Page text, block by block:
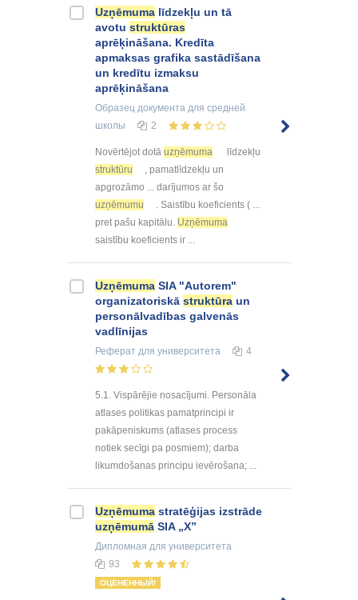
Uzņēmuma līdzekļu un tā
avotu struktūras
aprēķināšana. Kredīta
apmaksas grafika sastādīšana
un kredītu izmaksu
aprēķināšana
Образец документа для средней
школы
2
Novērtējot dotā uzņēmuma
līdzekļu
struktūru
, pamatlīdzekļu un
apgrozāmo ... darījumos ar šo
uzņēmumu
. Saistību koeficients ( ...
pret pašu kapitālu. Uzņēmuma
saistību koeficients ir ...
Uzņēmuma SIA "Autorem"
organizatoriskā struktūra un
personālvadības galvenās
vadlīnijas
Реферат для университета 4
5.1. Vispārējie nosacījumi. Personāla
atlases politikas pamatprincipi ir
pakāpeniskums (atlases process
notiek secīgi pa posmiem); darba
likumdošanas principu ievērošana; ...
Uzņēmuma stratēģijas izstrāde
uzņēmumā SIA „X”
Дипломная для университета
93
ОЦЕНЕННЫЙ!